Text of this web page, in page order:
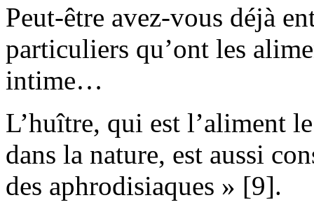
Peut-être avez-vous déjà
particuliers qu’ont les
intime…
L’huître, qui est l’aliment
dans la nature, est aussi
des aphrodisiaques » [9].